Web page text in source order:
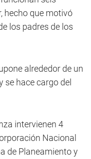
hecho que motivó
los padres de los
alrededor de un
se hace cargo del
intervienen 4
Nacional
de Planeamiento y